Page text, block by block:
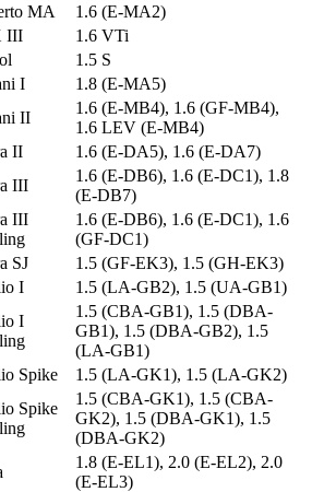
MA
1.6 (E-MA2)
III
1.6 VTi
1.5 S
I
1.8 (E-MA5)
II
1.6 (E-MB4), 1.6 (GF-MB4),
1.6 LEV (E-MB4)
II
1.6 (E-DA5), 1.6 (E-DA7)
III
1.6 (E-DB6), 1.6 (E-DC1), 1.8
(E-DB7)
III
1.6 (E-DB6), 1.6 (E-DC1), 1.6
(GF-DC1)
SJ
1.5 (GF-EK3), 1.5 (GH-EK3)
I
1.5 (LA-GB2), 1.5 (UA-GB1)
I
1.5 (CBA-GB1), 1.5 (DBA-
GB1), 1.5 (DBA-GB2), 1.5
(LA-GB1)
Spike
1.5 (LA-GK1), 1.5 (LA-GK2)
Spike
1.5 (CBA-GK1), 1.5 (CBA-
GK2), 1.5 (DBA-GK1), 1.5
(DBA-GK2)
1.8 (E-EL1), 2.0 (E-EL2), 2.0
(E-EL3)